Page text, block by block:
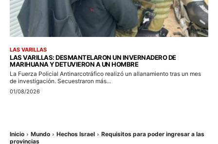
LAS VARILLAS
LAS VARILLAS: DESMANTELARON UN INVERNADERO DE
MARIHUANA Y DETUVIERON A UN HOMBRE
La Fuerza Policial Antinarcotráfico realizó un allanamiento tras un mes
de investigación. Secuestraron más...
01/08/2026